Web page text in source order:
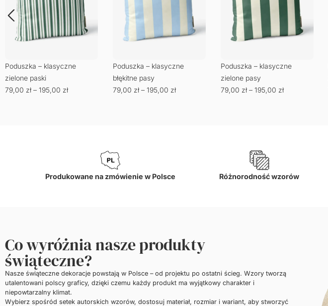
Poduszka – klasyczne
zielone paski
79,00 zł – 195,00 zł
Poduszka – klasyczne
błękitne pasy
79,00 zł – 195,00 zł
Poduszka – klasyczne
zielone pasy
79,00 zł – 195,00 zł
Produkowane na zmówienie w Polsce Różnorodność wzorów
Co wyróżnia nasze produkty
świąteczne?
Nasze świąteczne dekoracje powstają w Polsce – od projektu po ostatni ścieg. Wzory tworzą
utalentowani polscy graficy, dzięki czemu każdy produkt ma wyjątkowy charakter i
niepowtarzalny klimat.
Wybierz spośród setek autorskich wzorów, dostosuj materiał, rozmiar i wariant, aby stworzyć